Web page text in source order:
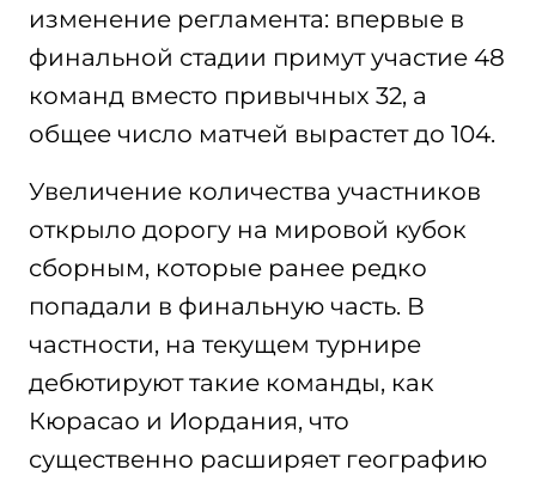
изменение регламента: впервые в
финальной стадии примут участие 48
команд вместо привычных 32, а
общее число матчей вырастет до 104.
Увеличение количества участников
открыло дорогу на мировой кубок
сборным, которые ранее редко
попадали в финальную часть. В
частности, на текущем турнире
дебютируют такие команды, как
Кюрасао и Иордания, что
существенно расширяет географию